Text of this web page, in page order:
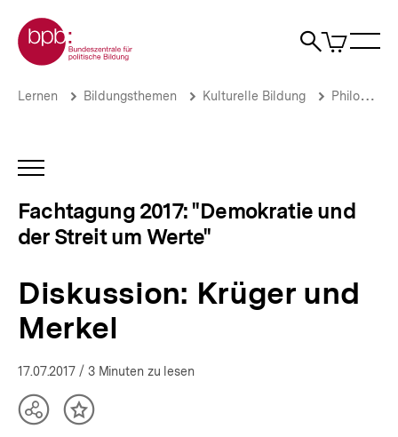
zum
Seiteninhalt
springen
Zur Startseite der bpb
Suche
Artikel
im
Diskussion:
Fachtagung
"Demokratie
und
der
Werte"
bpb.de
Brotkrümelnavigation
Pfadnavigation
Lernen Bildungsthemen Kulturelle Bildung Philosophie
INHALTSNAVIGATION
Fachtagung 2017: "Demokratie und
der Streit um Werte"
Diskussion: Krüger und
Merkel
17.07.2017 / 3 Minuten zu lesen
TeilenInhalt